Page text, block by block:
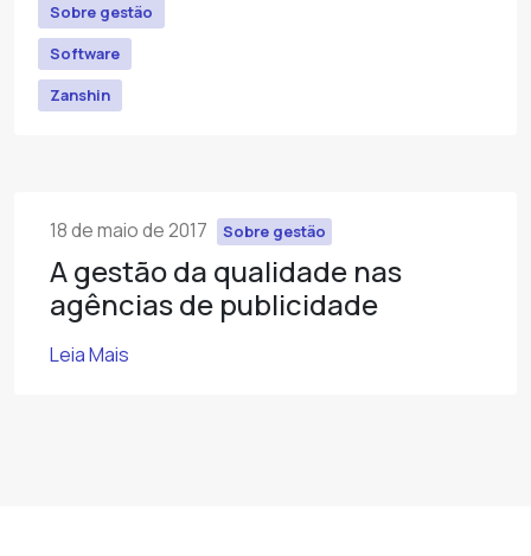
Sobre gestão
Software
Zanshin
18 de maio de 2017 Sobre gestão
A gestão da qualidade nas
agências de publicidade
Leia Mais